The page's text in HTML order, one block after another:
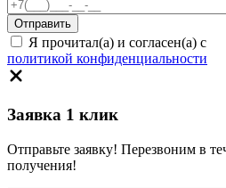
Я прочитал(а) и согласен(а) с
политикой конфиденциальности
Заявка 1 клик
Отправьте заявку! Перезвоним в
получения!